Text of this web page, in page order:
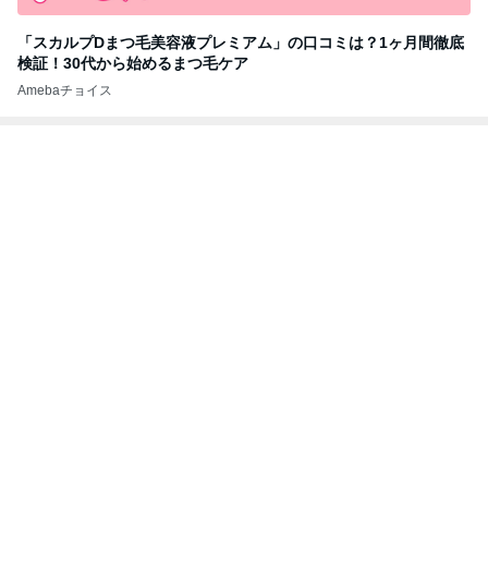
「スカルプDまつ毛美容液プレミアム」の口コミは？1ヶ月間徹底
検証！30代から始めるまつ毛ケア
Amebaチョイス